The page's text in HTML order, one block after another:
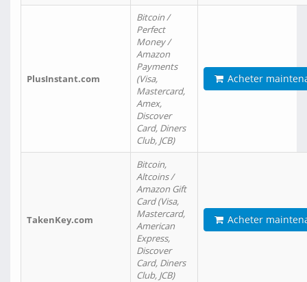
PlusInstant.com
Bitcoin /
Perfect
Money /
Amazon
Payments
(Visa,
Mastercard,
Amex,
Discover
Card, Diners
Club, JCB)
Acheter
TakenKey.com
Bitcoin,
Altcoins /
Amazon Gift
Card (Visa,
Mastercard,
American
Express,
Discover
Card, Diners
Club, JCB)
Acheter